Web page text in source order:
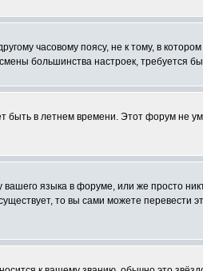
часовому поясу, не к тому, в
большинства настроек, требуется
быть в летнем времени. Этот форум не
вашего языка в форуме, или же просто
то вы сами можете